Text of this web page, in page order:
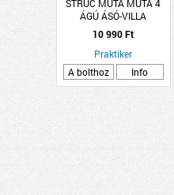
STRUC MUTA MUTA 4
ÁGÚ ÁSÓ-VILLA
10 990 Ft
Praktiker
A bolthoz
Info